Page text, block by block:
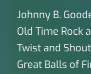
Johnny B.
Old Time Rock
Twist and
Great Balls of